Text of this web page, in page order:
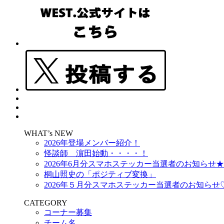
WHAT’s NEW
2026年登場メンバー紹介！
怪談師 濵田始動・・・・！
2026年6月分スマホステッカー当選者のお知らせ★
桐山照史の「ポジティブ変換」
2026年５月分スマホステッカー当選者のお知ら
CATEGORY
コーナー募集